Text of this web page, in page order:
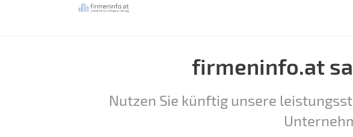
firmeninfo.at
Nutzen Sie künftig unsere